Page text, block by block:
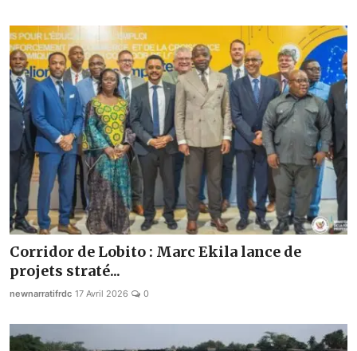
Corridor de Lobito : Marc Ekila lance de
projets straté...
newnarratifrdc 17 Avril 2026 0